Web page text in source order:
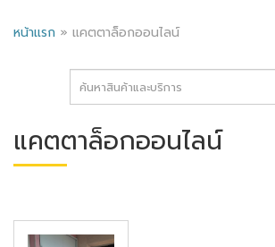
หน้าแรก » แคตตาล็อกออนไลน์
แคตตาล็อกออนไลน์